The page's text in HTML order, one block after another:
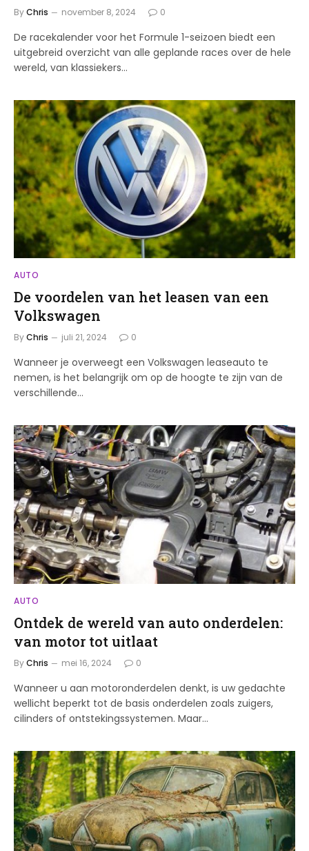
ByChris november 8, 2024 0
De racekalender voor het Formule 1-seizoen biedt een
uitgebreid overzicht van alle geplande races over de hele
wereld, van klassiekers…
AUTO
De voordelen van het leasen van een
Volkswagen
ByChris juli 21, 2024 0
Wanneer je overweegt een Volkswagen leaseauto te
nemen, is het belangrijk om op de hoogte te zijn van de
verschillende…
AUTO
Ontdek de wereld van auto onderdelen:
van motor tot uitlaat
ByChris mei 16, 2024 0
Wanneer u aan motoronderdelen denkt, is uw gedachte
wellicht beperkt tot de basis onderdelen zoals zuigers,
cilinders of ontstekingssystemen. Maar…